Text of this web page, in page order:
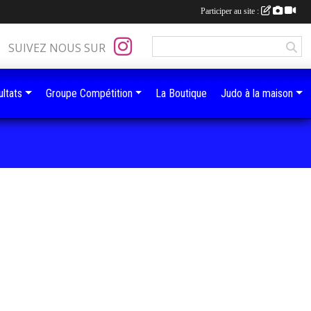
SUIVEZ NOUS SUR
Groupe Compétition La Boutique Judo à la maison
Participer au site :